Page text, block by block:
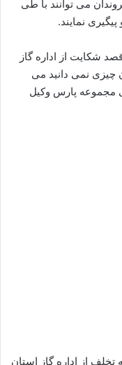
می توانند با طی
نمایند.
شکایت از اداره گاز
چیزی نمی دانید می
مجموعه پارس وکیل
از اداره گاز استان